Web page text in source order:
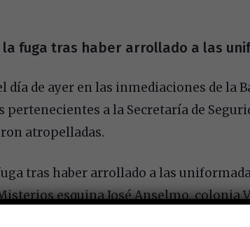
fuga tras haber arrollado a las
de ayer en las inmediaciones de la
a la Secretaría de
atropelladas.
tras haber arrollado a las
esquina José Anselmo, colonia